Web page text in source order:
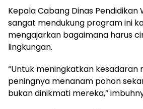
Kepala Cabang Dinas Pendidikan
sangat mendukung program ini
mengajarkan bagaimana harus
lingkungan.
“Untuk meningkatkan kesadaran
peningnya menanam pohon
bukan dinikmati mereka,”